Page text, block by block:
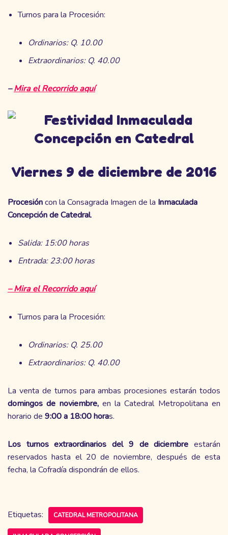
Turnos para la Procesión:
Ordinarios: Q. 10.00
Extraordinarios: Q. 40.00
–Mira el Recorrido aquí
Viernes 9 de diciembre de 2016
Procesióncon la Consagrada Imagen de la Inmaculada
Concepción de Catedral.
Salida: 15:00 horas
Entrada: 23:00 horas
– Mira el Recorrido aquí
Turnos para la Procesión:
Ordinarios: Q. 25.00
Extraordinarios: Q. 40.00
La venta de turnos para ambas procesiones estarán todos
domingos de noviembre,en la Catedral Metropolitana en
horario de 9:00 a 18:00 horas.
Los turnos extraordinarios del 9 de diciembre estarán
reservados hasta el 20 de noviembre, después de esta
fecha, la Cofradía dispondrán de ellos.
Etiquetas: CATEDRAL METROPOLITANA